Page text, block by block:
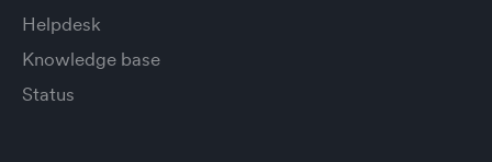
Helpdesk
Knowledge base
Status